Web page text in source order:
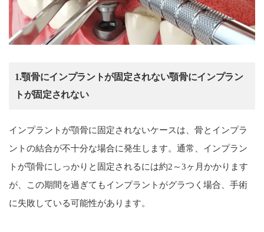
1.顎骨にインプラントが固定されない顎骨にインプラン
トが固定されない
インプラントが顎骨に固定されないケースは、骨とインプラ
ントの結合が不十分な場合に発生します。通常、インプラン
トが顎骨にしっかりと固定されるには約2～3ヶ月かかります
が、この期間を過ぎてもインプラントがグラつく場合、手術
に失敗している可能性があります。